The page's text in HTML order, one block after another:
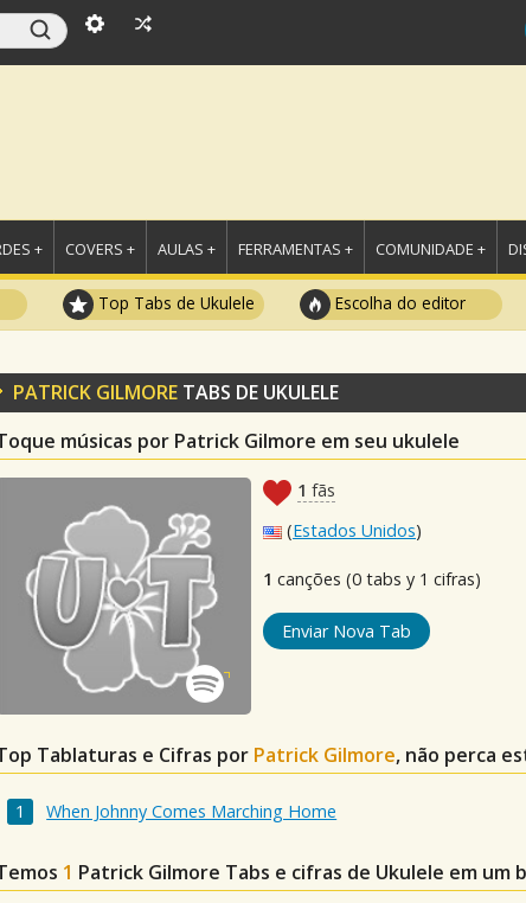
+ COVERS + AULAS + FERRAMENTAS + COMUNIDADE +
Top Tabs de Ukulele Escolha do editor
PATRICK GILMORE TABS DE UKULELE
músicas por Patrick Gilmore em seu ukulele
1 fãs
(Estados Unidos)
1 canções (0 tabs y 1 cifras)
Enviar Nova Tab
Tablaturas e Cifras por Patrick Gilmore, não perca
When Johnny Comes Marching Home
1 Patrick Gilmore Tabs e cifras de Ukulele em um